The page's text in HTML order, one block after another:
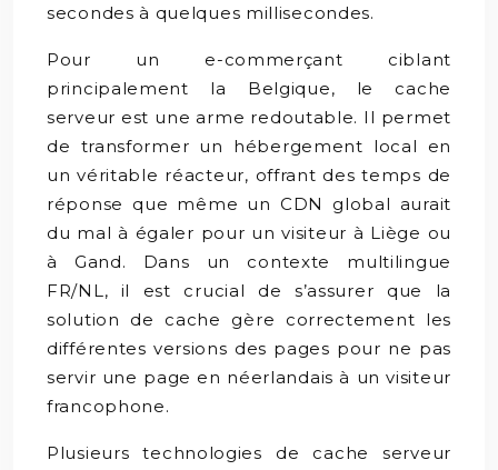
secondes à quelques millisecondes.
Pour un e-commerçant ciblant
principalement la Belgique, le cache
serveur est une arme redoutable. Il permet
de transformer un hébergement local en
un véritable réacteur, offrant des temps de
réponse que même un CDN global aurait
du mal à égaler pour un visiteur à Liège ou
à Gand. Dans un contexte multilingue
FR/NL, il est crucial de s’assurer que la
solution de cache gère correctement les
différentes versions des pages pour ne pas
servir une page en néerlandais à un visiteur
francophone.
Plusieurs technologies de cache serveur